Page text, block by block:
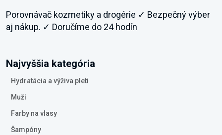
Porovnávač kozmetiky a drogérie ✓ Bezpečný výber
aj nákup. ✓ Doručíme do 24 hodín
Najvyššia kategória
Hydratácia a výživa pleti
Muži
Farby na vlasy
Šampóny